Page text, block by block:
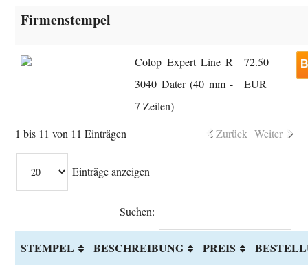
Firmenstempel
Colop Expert Line R
3040 Dater (40 mm -
7 Zeilen)
72.50
EUR
1 bis 11 von 11 Einträgen Zurück Weiter
Einträge anzeigen
Suchen:
STEMPEL BESCHREIBUNG PREIS